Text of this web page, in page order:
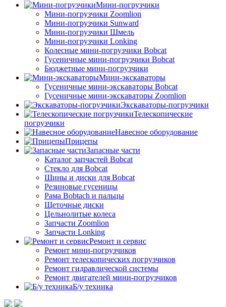
Мини-погрузчики
Мини-погрузчики Zoomlion
Мини-погрузчики Sunward
Мини-погрузчики Шмель
Мини-погрузчики Lonking
Колесные мини-погрузчики Bobcat
Гусеничные мини-погрузчики Bobcat
Бюджетные мини-погрузчики
Мини-экскаваторы
Гусеничные мини-экскаваторы Bobcat
Гусеничные мини-экскаваторы Zoomlion
Экскаваторы-погрузчики
Телескопические
погрузчики
Навесное оборудование
Прицепы
Запасные части
Каталог запчастей Bobcat
Стекло для Bobcat
Шины и диски для Bobcat
Резиновые гусеницы
Рама Bobtach и пальцы
Щеточные диски
Цельнолитые колеса
Запчасти Zoomlion
Запчасти Lonking
Ремонт и сервис
Ремонт мини-погрузчиков
Ремонт телескопических погрузчиков
Ремонт гидравлической системы
Ремонт двигателей мини-погрузчиков
Б/у техника